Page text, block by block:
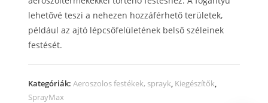
lehetővé teszi a nehezen hozzáférhető területek,
például az ajtó lépcsőfelületének belső széleinek
festését.
Kategóriák: Aeroszolos festékek, sprayk Kiegészítők
SprayMax